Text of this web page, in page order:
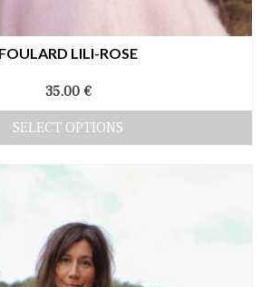
FOULARD LILI-ROSE
35.00 €
SELECT OPTIONS